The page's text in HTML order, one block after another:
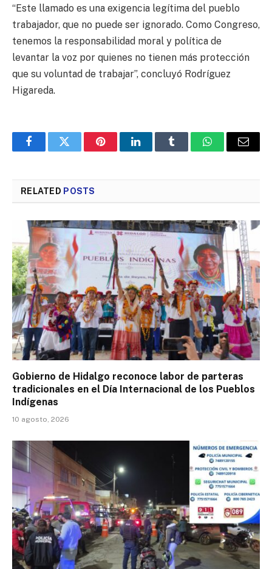
“Este llamado es una exigencia legítima del pueblo
trabajador, que no puede ser ignorado. Como Congreso,
tenemos la responsabilidad moral y política de
levantar la voz por quienes no tienen más protección
que su voluntad de trabajar”, concluyó Rodríguez
Higareda.
FacebookTwitter PinterestLinkedInTumblr WhatsAppEmail
RELATED POSTS
Gobierno de Hidalgo reconoce labor de parteras
tradicionales en el Día Internacional de los Pueblos
Indígenas
10 agosto, 2026